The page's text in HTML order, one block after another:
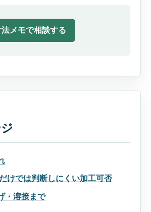
メモで相談する
けでは判断しにくい加工可否
・溶接まで